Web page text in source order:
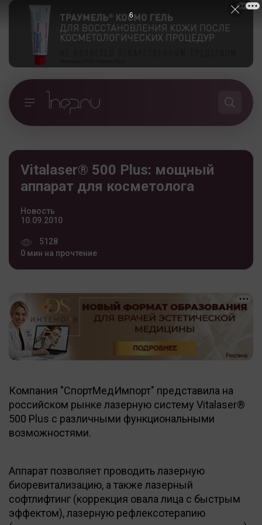
Vitalaser® 500 Plus: мощный
аппарат для косметолога
Новость
10.09.2010
5128
0 мин на прочтение
Компания "СпортМедИмпорт" представила на
российском рынке лазерную систему Vitalaser®
500 Plus с различными функциональными
возможностями.
Аппарат позволяет проводить лазерную
биоревитализацию, а также лазерный
софтлифтинг (коррекция овала лица с быстрым
эффектом), лазерную рефлексотерапию
5